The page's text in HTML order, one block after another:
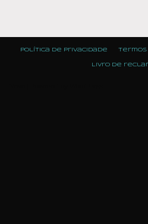
Política de Privacidade
Livro de